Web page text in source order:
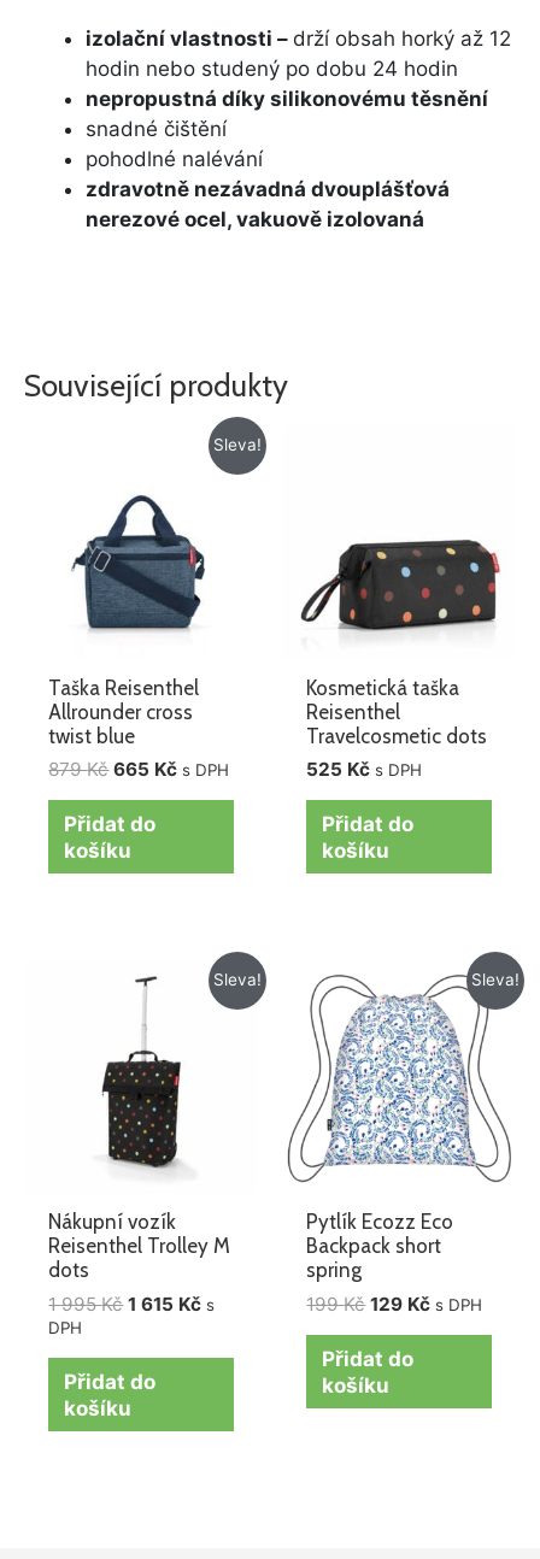
izolační vlastnosti – drží obsah horký až 12
hodin nebo studený po dobu 24 hodin
nepropustná díky silikonovému těsnění
snadné čištění
pohodlné nalévání
zdravotně nezávadná dvouplášťová
nerezové ocel, vakuově izolovaná
Související produkty
Sleva!
Taška Reisenthel
Allrounder cross
twist blue
879Kč
879 Kč.
665 Kč
Aktuální
cena
s DPH
Přidat do
košíku
Kosmetická taška
Reisenthel
Travelcosmetic dots
525 Kč s DPH
Přidat do
košíku
Sleva!
Nákupní vozík
Reisenthel Trolley M
dots
1 995Kč
cena
995 Kč.
1 615 Kč
Aktuální
cena
s
DPH
Přidat do
košíku
Sleva!
Pytlík Ecozz Eco
Backpack short
spring
199Kč
cena
byla:
199 Kč.
129 Kč
Aktuální
cena
je:
129 Kč.
s DPH
Přidat do
košíku